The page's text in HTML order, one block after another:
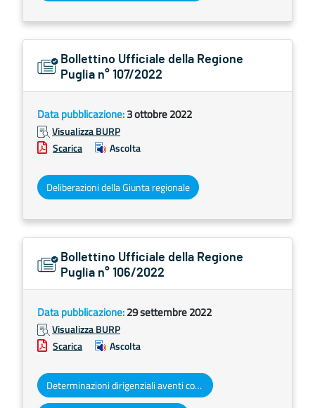
Bollettino Ufficiale della Regione
Puglia n° 107/2022
Data pubblicazione:3 ottobre 2022
Visualizza BURP
Scarica
Ascolta
Deliberazioni della Giunta regionale
Bollettino Ufficiale della Regione
Puglia n° 106/2022
Data pubblicazione:29 settembre 2022
Visualizza BURP
Scarica
Ascolta
Determinazioni dirigenziali aventi contenuto di interesse generale